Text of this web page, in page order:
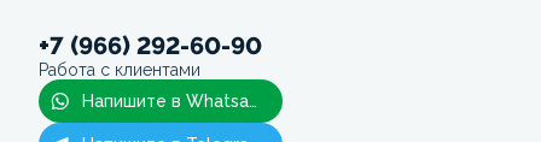
+7 (966) 292-60-90
Работа с клиентами
Напишите в Whatsapp